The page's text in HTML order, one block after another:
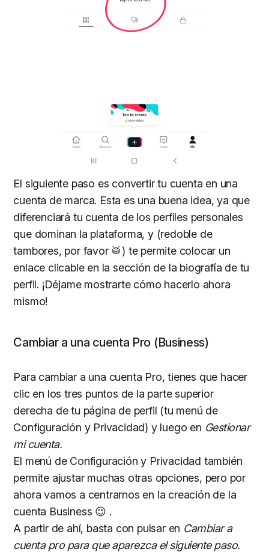
El siguiente paso es convertir tu cuenta en una
cuenta de marca. Esta es una buena idea, ya que
diferenciará tu cuenta de los perfiles personales
que dominan la plataforma, y (redoble de
tambores, por favor 🥁) te permite colocar un
enlace clicable en la sección de la biografía de tu
perfil. ¡Déjame mostrarte cómo hacerlo ahora
mismo!
Cambiar a una cuenta Pro (Business)
Para cambiar a una cuenta Pro, tienes que hacer
clic en los tres puntos de la parte superior
derecha de tu página de perfil (tu menú de
Configuración y Privacidad) y luego en Gestionar
mi cuenta.
El menú de Configuración y Privacidad también
permite ajustar muchas otras opciones, pero por
ahora vamos a centrarnos en la creación de la
cuenta Business 😉 .
A partir de ahí, basta con pulsar en Cambiar a
cuenta pro para que aparezca el siguiente paso.